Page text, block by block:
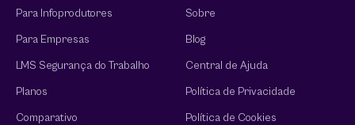
Para Infoprodutores
Para Empresas
LMS Segurança do Trabalho
Planos
Comparativo
Sobre
Blog
Central de Ajuda
Política de Privacidade
Política de Cookies